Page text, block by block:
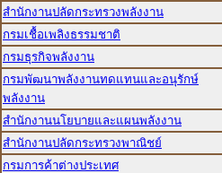
สำนักงานปลัดกระทรวงพลังงาน
กรมเชื้อเพลิงธรรมชาติ
กรมธุรกิจพลังงาน
กรมพัฒนาพลังงานทดแทนและอนุรักษ์
พลังงาน
สำนักงานนโยบายและแผนพลังงาน
สำนักงานปลัดกระทรวงพาณิชย์
กรมการค้าต่างประเทศ